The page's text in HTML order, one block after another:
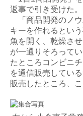
返事で引き受けた。
「商品開発のノウ
キーを作れるとい
魚を開く、乾燥さ
が一通りそろって
たところコンビニ
を通信販売してい
販売したところ、